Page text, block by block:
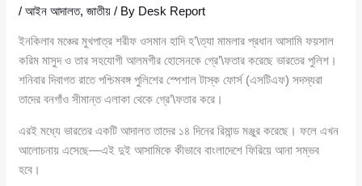
/আইন আদালত,জাতীয় / By Desk Report
ইনকিলাব মঞ্চের মুখপাত্র শরীফ ওসমান হাদি হ’\ত্যা মামলার প্রধান আসামি ফয়সাল
করিম মাসুদ ও তার সহযোগী আলমগীর হোসেনকে গ্রে’\ফতার করেছে ভারতের পুলিশ।
শনিবার দিবাগত রাতে পশ্চিমবঙ্গ পুলিশের স্পেশাল টাস্ক ফোর্স (এসটিএফ) সদস্যরা
তাদের বনগাঁও সীমান্ত এলাকা থেকে গ্রে’\ফতার করে।
এরই মধ্যে ভারতের একটি আদালত তাদের ১৪ দিনের রিমান্ড মঞ্জুর করেছে। ফলে এখন
আলোচনায় এসেছে—এই দুই আসামিকে কীভাবে বাংলাদেশে ফিরিয়ে আনা সম্ভব
হবে।